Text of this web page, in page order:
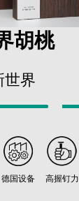
胡桃
世界
德国设备 高握钉力